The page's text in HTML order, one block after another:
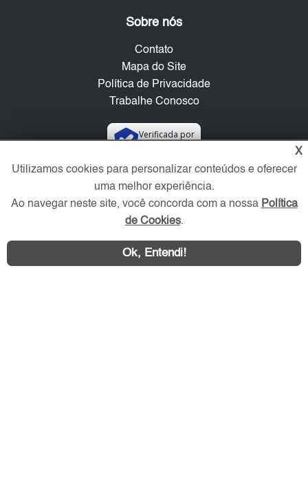
Sobre nós
Contato
Mapa do Site
Política de Privacidade
Trabalhe Conosco
Verificada por
Redes Sociais
X
Utilizamos cookies para personalizar conteúdos e oferecer
uma melhor experiência.
Ao navegar neste site, você concorda com a nossa Política
de Cookies.
Ok, Entendi!